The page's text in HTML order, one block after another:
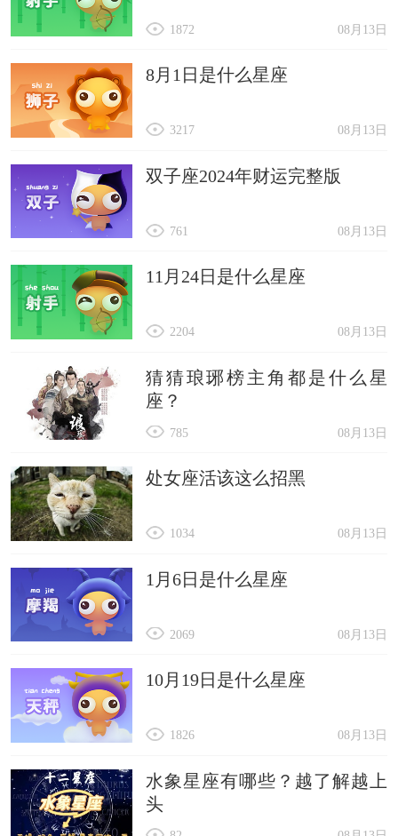
08月13日
1872
8月1日是什么星座
08月13日
3217
双子座2024年财运完整版
08月13日
761
11月24日是什么星座
08月13日
2204
猜猜琅琊榜主角都是什么星
座？
08月13日
785
处女座活该这么招黑
08月13日
1034
1月6日是什么星座
08月13日
2069
10月19日是什么星座
08月13日
1826
水象星座有哪些？越了解越上
头